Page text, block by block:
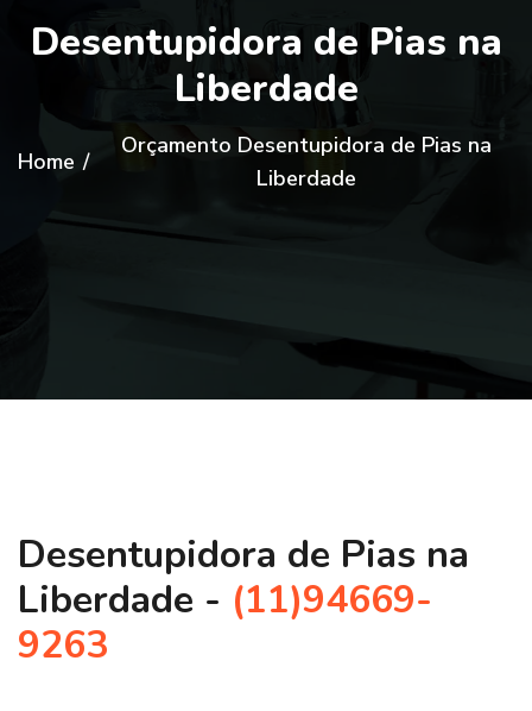
Desentupidora de Pias na
Liberdade
Home /
Orçamento Desentupidora de Pias na
Liberdade
Desentupidora de Pias na
Liberdade - (11)94669-
9263